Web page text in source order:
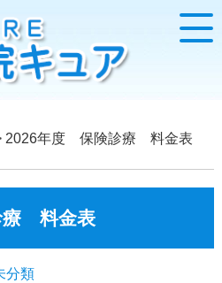
2026年度 保険診療 料金表
療 料金表
分類